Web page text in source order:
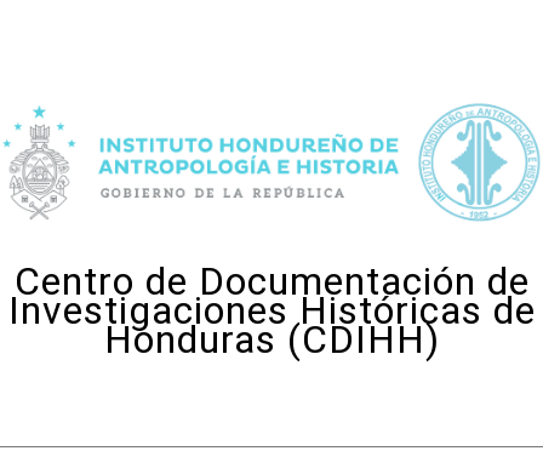
Centro de Documentación de
Investigaciones Históricas de
Honduras (CDIHH)